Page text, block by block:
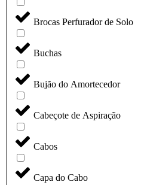
Brocas Perfurador de Solo
Buchas
Bujão do Amortecedor
Cabeçote de Aspiração
Cabos
Capa do Cabo